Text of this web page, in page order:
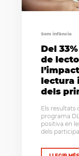
Som infància
Del
de
lectura
dels
Els resultats
programa
positiva en
dels